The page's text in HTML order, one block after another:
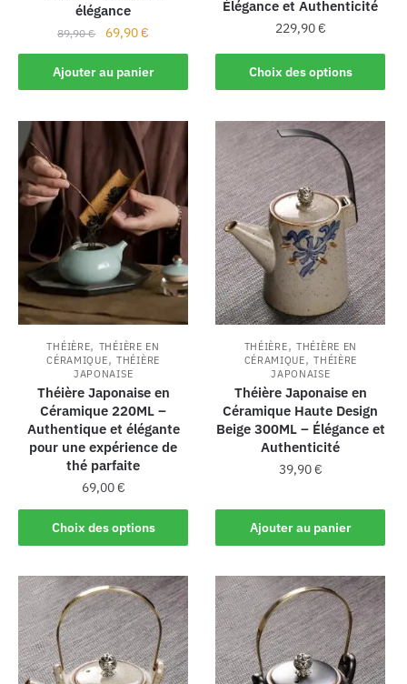
élégance
89,90€ 69,90€
Ajouter au panier
Élégance et Authenticité
229,90€
Choix des options
THÉIÈRE, THÉIÈRE EN
CÉRAMIQUE,THÉIÈRE
JAPONAISE
Théière Japonaise en
Céramique 220ML –
Authentique et élégante
pour une expérience de
thé parfaite
69,00€
Choix des options
THÉIÈRE, THÉIÈRE EN
CÉRAMIQUE,THÉIÈRE
JAPONAISE
Théière Japonaise en
Céramique Haute Design
Beige 300ML – Élégance et
Authenticité
39,90€
Ajouter au panier